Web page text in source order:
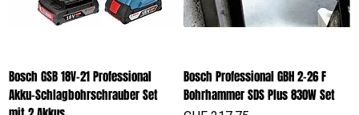
Bosch GSB 18V-21 Professional
Akku-Schlagbohrschrauber Set
Bosch Professional GBH 2-26 F
Bohrhammer SDS Plus 830W Set